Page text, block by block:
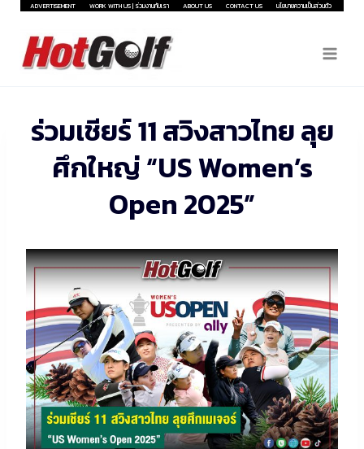
Skip
content
ADVERTISEMENT WORK WITH US | ร่วมงานกับเรา ABOUT US CONTACT US นโยบายความเป็นส่วนตัว
ร่วมเชียร์ 11 สวิงสาวไทย ลุย
ศึกใหญ่ “US Women’s
Open 2025”